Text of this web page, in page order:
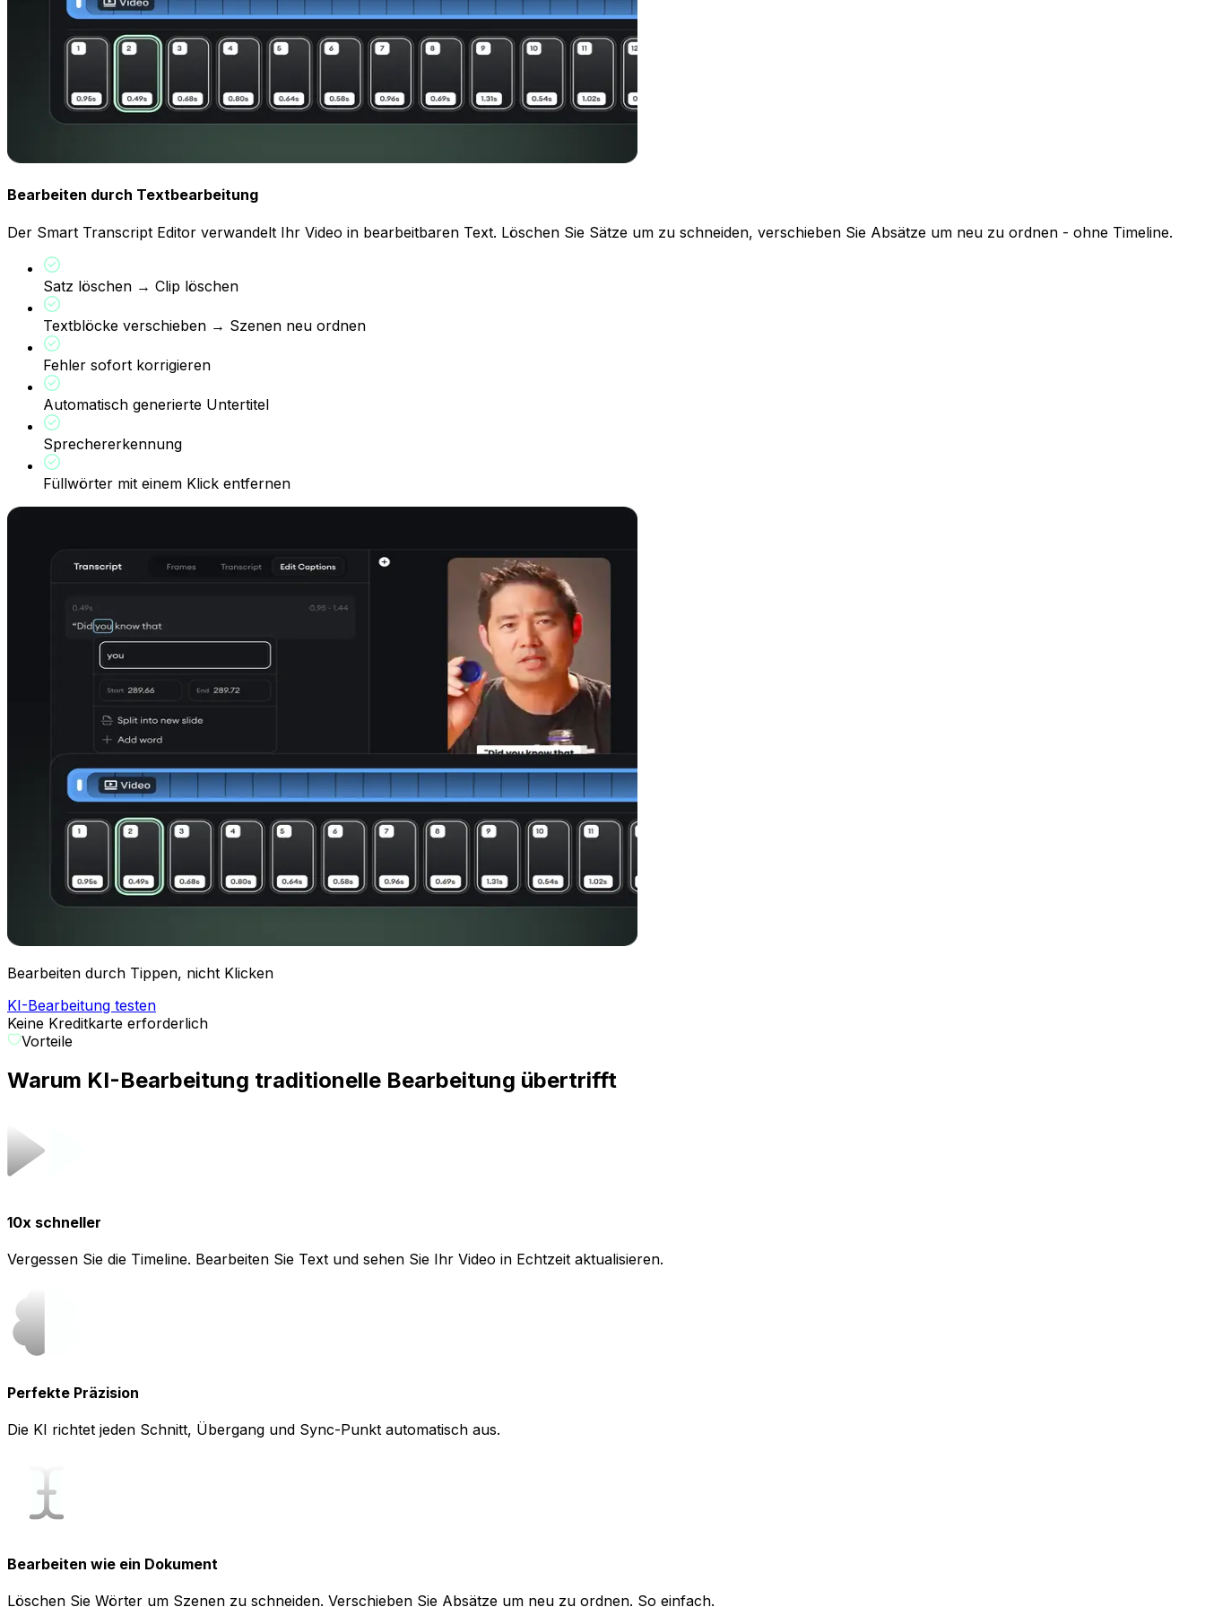
Bearbeiten durch Textbearbeitung
Der Smart Transcript Editor verwandelt Ihr Video in bearbeitbaren Text. Löschen Sie Sätze um zu schneiden, verschieben Sie Absätze um neu zu ordnen - ohne Timeline.
Satz löschen → Clip löschen
Textblöcke verschieben → Szenen neu ordnen
Fehler sofort korrigieren
Automatisch generierte Untertitel
Sprechererkennung
Füllwörter mit einem Klick entfernen
Bearbeiten durch Tippen, nicht Klicken
KI-Bearbeitung testen
Keine Kreditkarte erforderlich
Vorteile
Warum KI-Bearbeitung traditionelle Bearbeitung übertrifft
10x schneller
Vergessen Sie die Timeline. Bearbeiten Sie Text und sehen Sie Ihr Video in Echtzeit aktualisieren.
Perfekte Präzision
Die KI richtet jeden Schnitt, Übergang und Sync-Punkt automatisch aus.
Bearbeiten wie ein Dokument
Löschen Sie Wörter um Szenen zu schneiden. Verschieben Sie Absätze um neu zu ordnen. So einfach.